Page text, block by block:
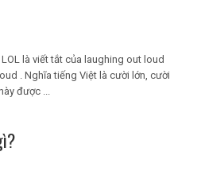
là viết tắt của laughing out loud
. Nghĩa tiếng Việt là cười lớn, cười
được ...